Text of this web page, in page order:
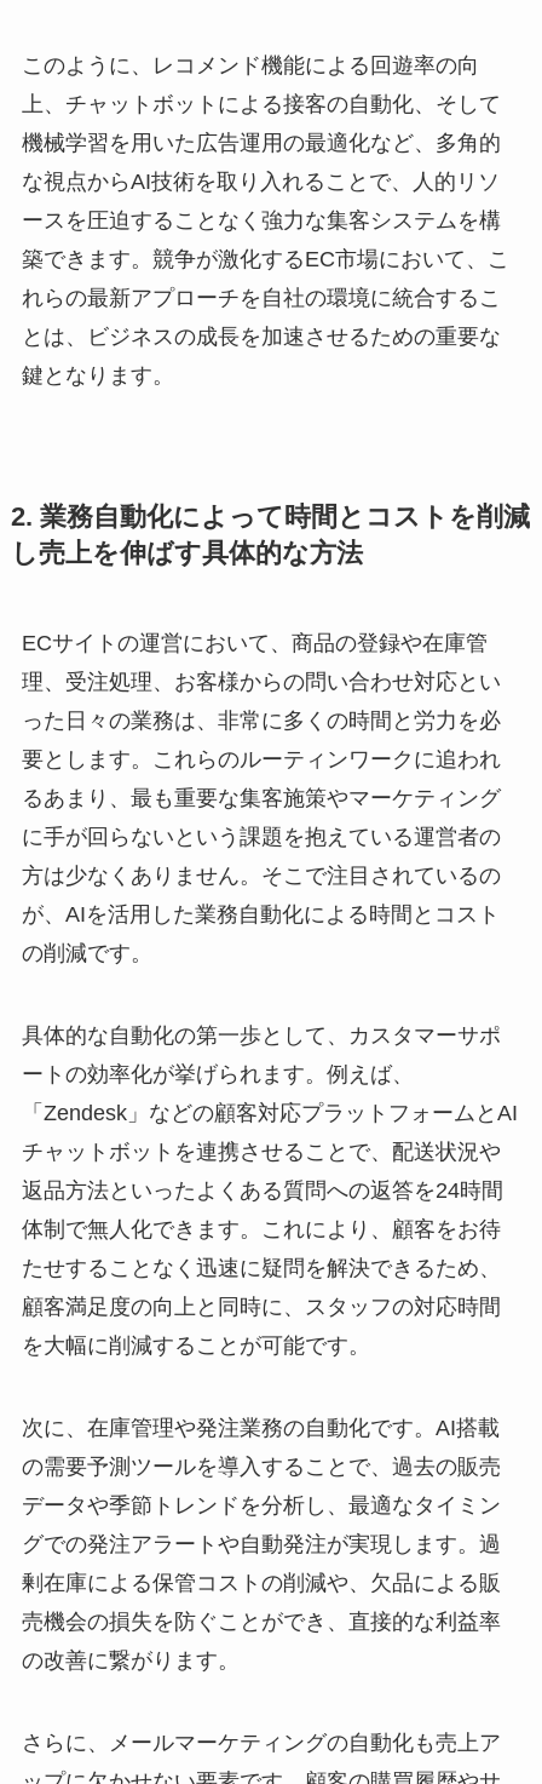
このように、レコメンド機能による回遊率の向
上、チャットボットによる接客の自動化、そして
機械学習を用いた広告運用の最適化など、多角的
な視点からAI技術を取り入れることで、人的リソ
ースを圧迫することなく強力な集客システムを構
築できます。競争が激化するEC市場において、こ
れらの最新アプローチを自社の環境に統合するこ
とは、ビジネスの成長を加速させるための重要な
鍵となります。
2. 業務自動化によって時間とコストを削減
し売上を伸ばす具体的な方法
ECサイトの運営において、商品の登録や在庫管
理、受注処理、お客様からの問い合わせ対応とい
った日々の業務は、非常に多くの時間と労力を必
要とします。これらのルーティンワークに追われ
るあまり、最も重要な集客施策やマーケティング
に手が回らないという課題を抱えている運営者の
方は少なくありません。そこで注目されているの
が、AIを活用した業務自動化による時間とコスト
の削減です。
具体的な自動化の第一歩として、カスタマーサポ
ートの効率化が挙げられます。例えば、
「Zendesk」などの顧客対応プラットフォームとAI
チャットボットを連携させることで、配送状況や
返品方法といったよくある質問への返答を24時間
体制で無人化できます。これにより、顧客をお待
たせすることなく迅速に疑問を解決できるため、
顧客満足度の向上と同時に、スタッフの対応時間
を大幅に削減することが可能です。
次に、在庫管理や発注業務の自動化です。AI搭載
の需要予測ツールを導入することで、過去の販売
データや季節トレンドを分析し、最適なタイミン
グでの発注アラートや自動発注が実現します。過
剰在庫による保管コストの削減や、欠品による販
売機会の損失を防ぐことができ、直接的な利益率
の改善に繋がります。
さらに、メールマーケティングの自動化も売上ア